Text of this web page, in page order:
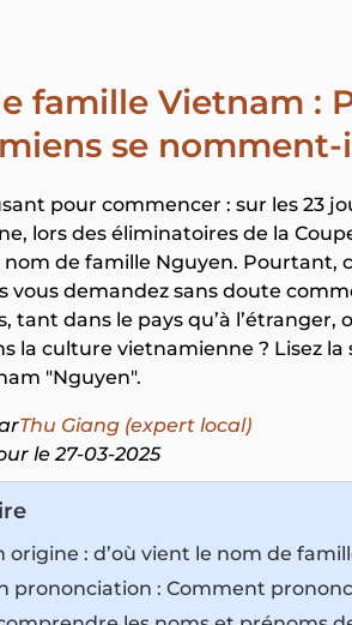
famille Vietnam :
se nomment-
pour commencer : sur les 23
lors des éliminatoires de la
de famille Nguyen. Pourtant,
vous demandez sans doute
tant dans le pays qu’à
la culture vietnamienne ? Lisez
"Nguyen".
Thu Giang (expert local)
le 27-03-2025
origine : d’où vient le nom de
prononciation : Comment